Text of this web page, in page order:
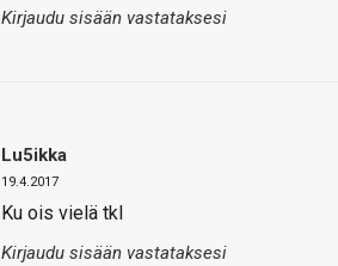
Kirjaudu sisään vastataksesi
Lu5ikka
19.4.2017
Ku ois vielä tkl
Kirjaudu sisään vastataksesi